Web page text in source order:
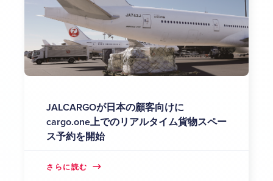
JALCARGOが日本の顧客向けに
cargo.one上でのリアルタイム貨物スペー
ス予約を開始
さらに読む